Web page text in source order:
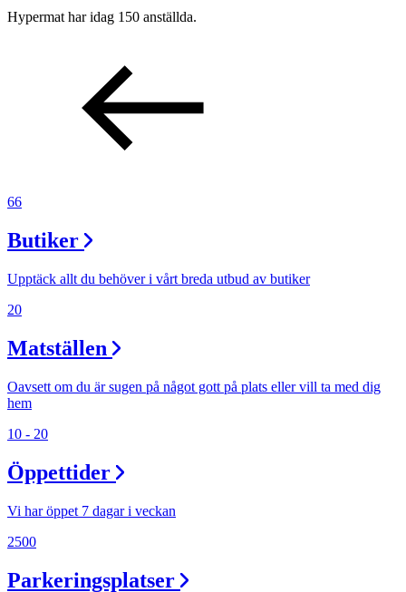
Hypermat har idag 150 anställda.
66
Butiker
Upptäck allt du behöver i vårt breda utbud av butiker
20
Matställen
Oavsett om du är sugen på något gott på plats eller vill ta med dig
hem
10 - 20
Öppettider
Vi har öppet 7 dagar i veckan
2500
Parkeringsplatser